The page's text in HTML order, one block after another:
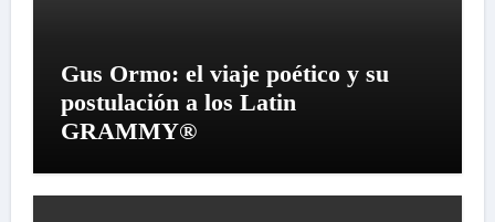
Gus Ormo: el viaje poético y su
postulación a los Latin
GRAMMY®